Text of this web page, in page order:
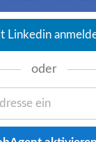
Linkedin
oder